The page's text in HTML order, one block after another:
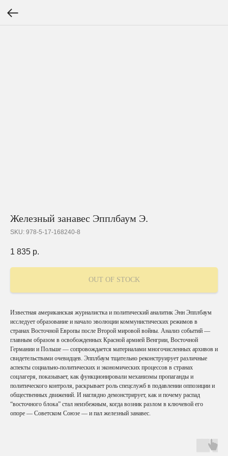
Железный занавес Эпплбаум Э.
SKU: 978-5-17-168240-8
1 835 р.
OUT OF STOCK
Известная американская журналистка и политический аналитик Энн Эпплбаум
исследует образование и начало эволюции коммунистических режимов в
странах Восточной Европы после Второй мировой войны. Анализ событий —
главным образом в освобожденных Красной армией Венгрии, Восточной
Германии и Польше — сопровождается материалами многочисленных архивов и
свидетельствами очевидцев. Эпплбаум тщательно реконструирует различные
аспекты социально-политических и экономических процессов в странах
соцлагеря, показывает, как функционировали механизмы пропаганды и
политического контроля, раскрывает роль спецслужб в подавлении оппозиции и
общественных движений. И наглядно демонстрирует, как и почему распад
“восточного блока” стал неизбежным, когда возник разлом в ключевой его
опоре — Советском Союзе — и пал железный занавес.